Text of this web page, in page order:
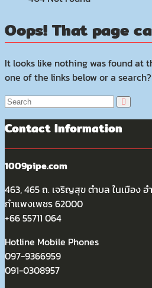
Oops! That page
It looks like nothing was found at
one of the links below or a search?
Contact Information
1009pipe.com
463, 465 ถ. เจริญสุข ตำบล ในเมือง อ
กำแพงเพชร 62000
+66 55711 064
Hotline Mobile Phones
097-9366959
091-0308957